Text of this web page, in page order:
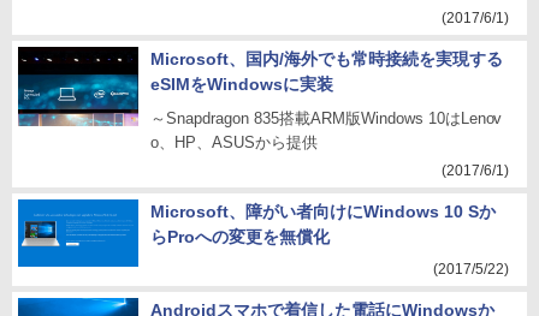
(2017/6/1)
Microsoft、国内/海外でも常時接続を実現する
eSIMをWindowsに実装
～Snapdragon 835搭載ARM版Windows 10はLenov
o、HP、ASUSから提供
(2017/6/1)
Microsoft、障がい者向けにWindows 10 Sか
らProへの変更を無償化
(2017/5/22)
Androidスマホで着信した電話にWindowsか